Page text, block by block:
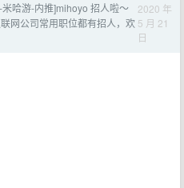
米哈游-内推]mihoyo 招人啦～
网公司常用职位都有招人，欢
2020 年
5 月 21
日